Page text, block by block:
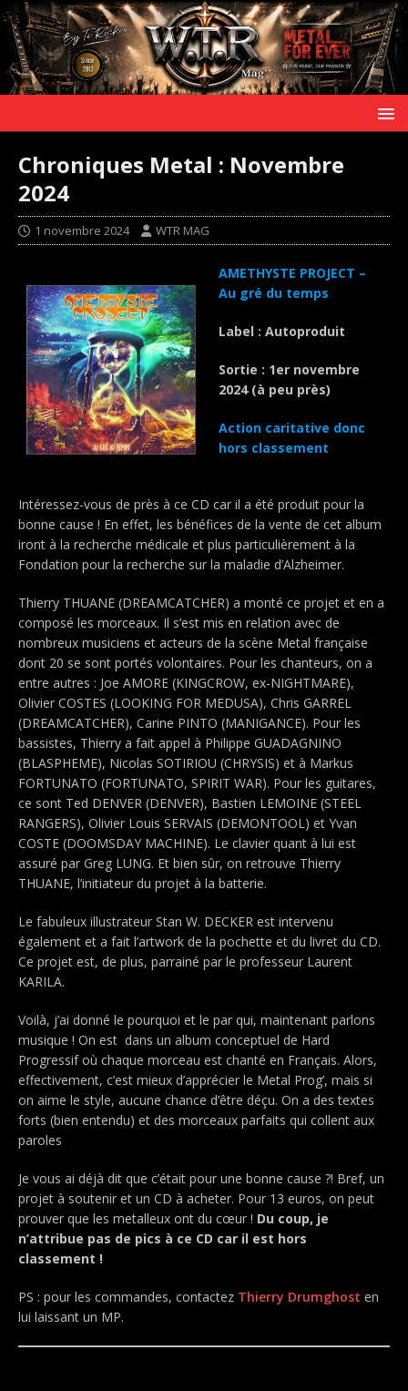
Chroniques Metal : Novembre
2024
1 novembre 2024 WTR MAG
AMETHYSTE PROJECT –
Au gré du temps
Label : Autoproduit
Sortie : 1er novembre
2024 (à peu près)
Action caritative donc
hors classement
Intéressez-vous de près à ce CD car il a été produit pour la
bonne cause ! En effet, les bénéfices de la vente de cet album
iront à la recherche médicale et plus particulièrement à la
Fondation pour la recherche sur la maladie d’Alzheimer.
Thierry THUANE (DREAMCATCHER) a monté ce projet et en a
composé les morceaux. Il s’est mis en relation avec de
nombreux musiciens et acteurs de la scène Metal française
dont 20 se sont portés volontaires. Pour les chanteurs, on a
entre autres : Joe AMORE (KINGCROW, ex-NIGHTMARE),
Olivier COSTES (LOOKING FOR MEDUSA), Chris GARREL
(DREAMCATCHER), Carine PINTO (MANIGANCE). Pour les
bassistes, Thierry a fait appel à Philippe GUADAGNINO
(BLASPHEME), Nicolas SOTIRIOU (CHRYSIS) et à Markus
FORTUNATO (FORTUNATO, SPIRIT WAR). Pour les guitares,
ce sont Ted DENVER (DENVER), Bastien LEMOINE (STEEL
RANGERS), Olivier Louis SERVAIS (DEMONTOOL) et Yvan
COSTE (DOOMSDAY MACHINE). Le clavier quant à lui est
assuré par Greg LUNG. Et bien sûr, on retrouve Thierry
THUANE, l’initiateur du projet à la batterie.
Le fabuleux illustrateur Stan W. DECKER est intervenu
également et a fait l’artwork de la pochette et du livret du CD.
Ce projet est, de plus, parrainé par le professeur Laurent
KARILA.
Voilà, j’ai donné le pourquoi et le par qui, maintenant parlons
musique ! On est dans un album conceptuel de Hard
Progressif où chaque morceau est chanté en Français. Alors,
effectivement, c’est mieux d’apprécier le Metal Prog’, mais si
on aime le style, aucune chance d’être déçu. On a des textes
forts (bien entendu) et des morceaux parfaits qui collent aux
paroles
Je vous ai déjà dit que c’était pour une bonne cause ?! Bref, un
projet à soutenir et un CD à acheter. Pour 13 euros, on peut
prouver que les metalleux ont du cœur ! Du coup, je
n’attribue pas de pics à ce CD car il est hors
classement !
PS : pour les commandes, contactez Thierry Drumghost en
lui laissant un MP.